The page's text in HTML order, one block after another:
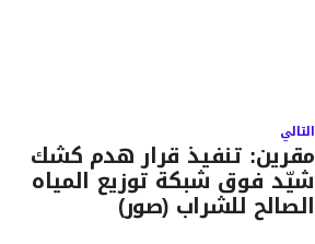
التالي
مقرين: تنفيذ قرار هدم كشك
شيّد فوق شبكة توزيع المياه
الصالح للشراب (صور)